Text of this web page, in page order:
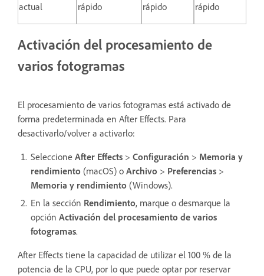
actual
rápido
rápido
rápido
Activación del procesamiento de
varios fotogramas
El procesamiento de varios fotogramas está activado de
forma predeterminada en After Effects. Para
desactivarlo/volver a activarlo:
Seleccione After Effects > Configuración > Memoria y
rendimiento (macOS) o Archivo > Preferencias >
Memoria y rendimiento (Windows).
En la sección Rendimiento, marque o desmarque la
opción Activación del procesamiento de varios
fotogramas.
After Effects tiene la capacidad de utilizar el 100 % de la
potencia de la CPU, por lo que puede optar por reservar